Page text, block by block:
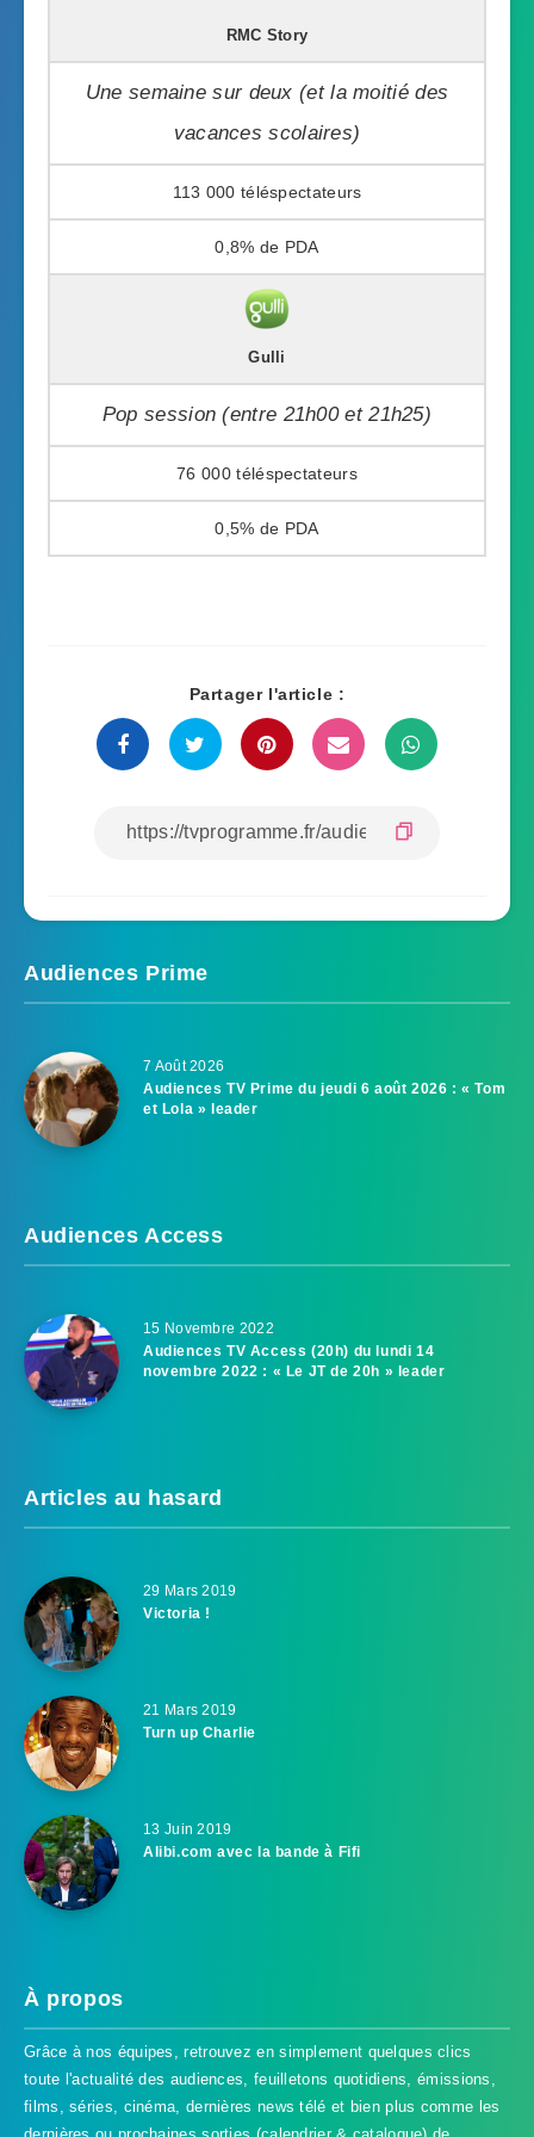
RMC Story
Une semaine sur deux (et la moitié des
vacances scolaires)
113 000
0,8%
Gulli
Pop session (entre 21h00 et 21h25)
76 000
0,5%
Partager l'article :
Audiences Prime
7 Août 2026
Audiences TV Prime du jeudi 6 août 2026 : « Tom
et Lola » leader
Audiences Access
15 Novembre 2022
Audiences TV Access (20h) du lundi 14
novembre 2022 : « Le JT de 20h » leader
Articles au hasard
29 Mars 2019
Victoria !
21 Mars 2019
Turn up Charlie
13 Juin 2019
Alibi.com avec la bande à Fifi
À propos
Grâce à nos équipes, retrouvez en simplement quelques clics
toute l'actualité des audiences, feuilletons quotidiens, émissions,
films, séries, cinéma, dernières news télé et bien plus comme les